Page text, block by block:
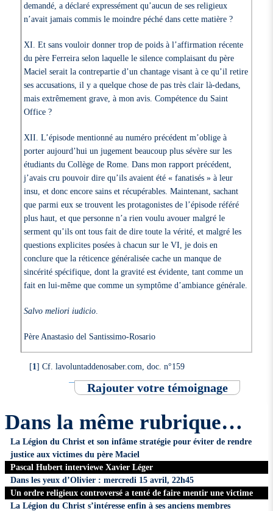
demandé, a déclaré expressément qu’aucun de ses religieux
n’avait jamais commis le moindre péché dans cette matière ?
XI. Et sans vouloir donner trop de poids à l’affirmation récente
du père Ferreira selon laquelle le silence complaisant du père
Maciel serait la contrepartie d’un chantage visant à ce qu’il retire
ses accusations, il y a quelque chose de pas très clair là-dedans,
mais extrêmement grave, à mon avis. Compétence du Saint
Office ?
XII. L’épisode mentionné au numéro précédent m’oblige à
porter aujourd’hui un jugement beaucoup plus sévère sur les
étudiants du Collège de Rome. Dans mon rapport précédent,
j’avais cru pouvoir dire qu’ils avaient été « fanatisés » à leur
insu, et donc encore sains et récupérables. Maintenant, sachant
que parmi eux se trouvent les protagonistes de l’épisode référé
plus haut, et que personne n’a rien voulu avouer malgré le
serment qu’ils ont tous fait de dire toute la vérité, et malgré les
questions explicites posées à chacun sur le VI, je dois en
conclure que la réticence généralisée cache un manque de
sincérité spécifique, dont la gravité est évidente, tant comme un
fait en lui-même que comme un symptôme d’ambiance générale.
Salvo meliori iudicio.
Père Anastasio del Santissimo-Rosario
[1]Cf. lavoluntaddenosaber.com, doc. n°159
Rajouter votre témoignage
Dans la même rubrique…
La Légion du Christ et son infâme stratégie pour éviter de rendre
justice aux victimes du père Maciel
Pascal Hubert interviewe Xavier Léger
Dans les yeux d’Olivier : mercredi 15 avril, 22h45
Un ordre religieux controversé a tenté de faire mentir une victime
La Légion du Christ s’intéresse enfin à ses anciens membres